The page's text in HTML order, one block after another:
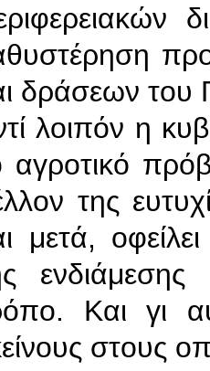
δράσεων του
λοιπόν η
αγροτικό
της
μετά,
Και γι
στους